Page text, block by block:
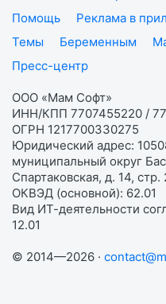
Помощь
Реклама в
Темы
Беременным
Пресс-центр
ООО «Мам Софт»
ИНН/КПП 7707455220 /
ОГРН 1217700330275
Юридический адрес:
муниципальный округ
Спартаковская, д. 14,
ОКВЭД (основной): 62.01
Вид ИТ-деятельности
12.01
© 2014—2026 ·